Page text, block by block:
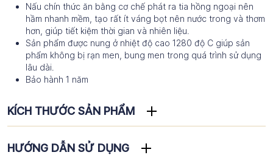
Nấu chín thức ăn bằng cơ chế phát ra tia hồng ngoại nên
hầm nhanh mềm, tạo rất ít váng bọt nên nước trong và thơm
hơn, giúp tiết kiệm thời gian và nhiên liệu.
Sản phẩm được nung ở nhiệt độ cao 1280 độ C giúp sản
phẩm không bị rạn men, bung men trong quá trình sử dụng
lâu dài.
Bảo hành 1 năm
KÍCH THƯỚC SẢN PHẨM
HƯỚNG DẪN SỬ DỤNG